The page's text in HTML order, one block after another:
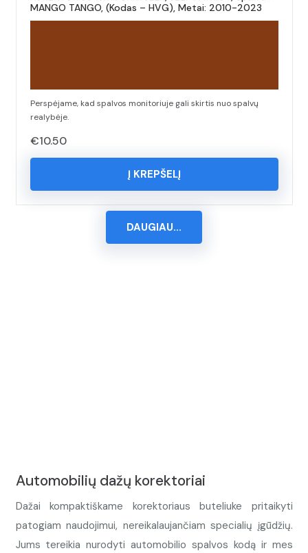
MANGO TANGO, (Kodas – HVG), Metai: 2010-2023
Perspėjame, kad spalvos monitoriuje gali skirtis nuo spalvų
realybėje.
€10.50
Į KREPŠELĮ
DAUGIAU...
Automobilių dažų korektoriai
Dažai kompaktiškame korektoriaus buteliuke pritaikyti
patogiam naudojimui, nereikalaujančiam specialių įgūdžių.
Jums tereikia nurodyti automobilio spalvos kodą ir mes